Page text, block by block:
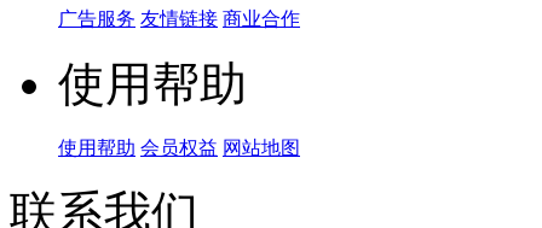
广告服务 友情链接 商业合作
使用帮助
使用帮助 会员权益 网站地图
联系我们